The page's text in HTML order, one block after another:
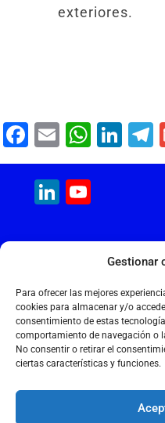
Gestionar
Para ofrecer las mejores
cookies para almacenar y/o
consentimiento de estas
comportamiento de navegación o
No consentir o retirar el
ciertas características y funciones.
exteriores.
F
a
c
e
b
o
k
E
m
ai
W
h
A
p
Li
n
dI
n
LinkedIn
Calle Cantir, 12 –
Polígono Industrial
08292 Esparreguera
+34 934 397 038